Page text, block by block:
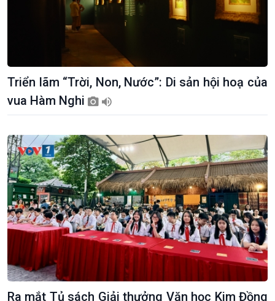
Triển lãm “Trời, Non, Nước”: Di sản hội hoạ của
vua Hàm Nghi
Ra mắt Tủ sách Giải thưởng Văn học Kim Đồng